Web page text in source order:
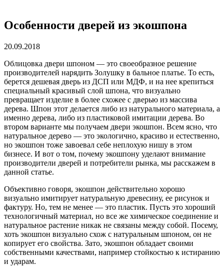
Особенности дверей из экошпона
20.09.2018
Облицовка двери шпоном — это своеобразное решение
производителей нарядить Золушку в бальное платье. То есть,
берется дешевая дверь из ДСП или МДФ, и на нее крепиться
специальный красивый слой шпона, что визуально
превращает изделие в более схожее с дверью из массива
дерева. Шпон этот делается либо из натурального материала, а
именно дерева, либо из пластиковой имитации дерева. Во
втором варианте мы получаем двери экошпон. Всем ясно, что
натуральное дерево — это экологично, красиво и естественно,
но экошпон тоже завоевал себе неплохую нишу в этом
бизнесе. И вот о том, почему экошпону уделают внимание
производители дверей и потребители рынка, мы расскажем в
данной статье.
Объективно говоря, экошпон действительно хорошо
визуально имитирует натуральную древесину, ее рисунок и
фактуру. Но, тем не менее — это пластик. Пусть это хороший
технологичный материал, но все же химическое соединение и
натуральное растение никак не связаны между собой. Посему,
хоть экошпон визуально схож с натуральным шпоном, он не
копирует его свойства. Зато, экошпон обладает своими
собственными качествами, например стойкостью к истиранию
и ударам.